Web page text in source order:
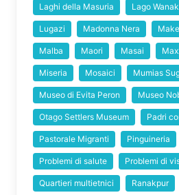
Laghi della Masuria Lago
Lugazi Madonna Nera
Malba Maori Masai
Miseria Mosaici Mumias
Museo di Evita Peron Museo
Otago Settlers Museum Padri
Pastorale Migranti Pinguineria
Problemi di salute Problemi di
Quartieri multietnici Ranakpur